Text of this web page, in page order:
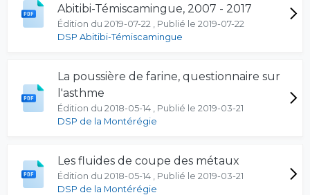
Abitibi-Témiscamingue, 2007 - 2017
Édition du 2019-07-22 , Publié le 2019-07-22
DSP Abitibi-Témiscamingue
La poussière de farine, questionnaire sur
l'asthme
Édition du 2018-05-14 , Publié le 2019-03-21
DSP de la Montérégie
Les fluides de coupe des métaux
Édition du 2018-05-14 , Publié le 2019-03-21
DSP de la Montérégie